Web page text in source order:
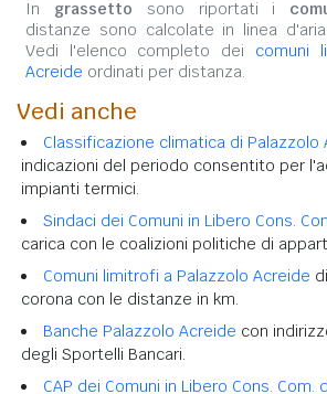
In grassetto sono riportati i
distanze sono calcolate in linea
Vedi l'elenco completo dei comuni
Acreide ordinati per distanza.
Vedi anche
Classificazione climatica di Palazzolo
indicazioni del periodo consentito per
impianti termici.
Sindaci dei Comuni in Libero Cons.
carica con le coalizioni politiche di
Comuni limitrofi a Palazzolo Acreide
corona con le distanze in km.
Banche Palazzolo Acreide con
degli Sportelli Bancari.
CAP dei Comuni in Libero Cons. Com.